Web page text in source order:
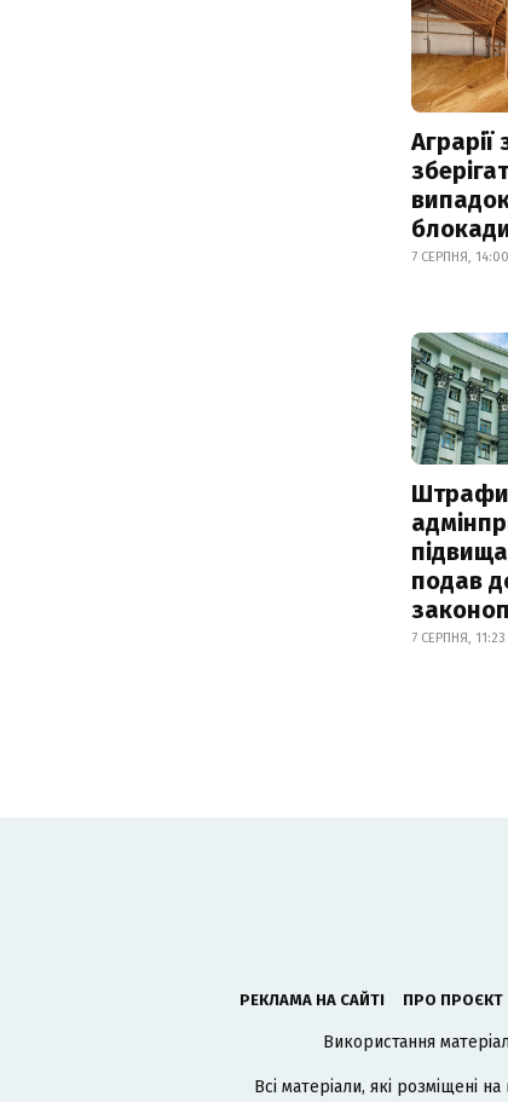
7 СЕРПНЯ, 14:00
подав
7 СЕРПНЯ, 11:23
РЕКЛАМА НА САЙТІ ПРО ПРОЄКТ
Використання
Всі матеріали, які розміщені